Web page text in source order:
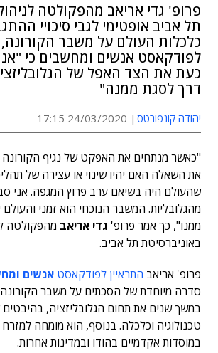
פרופ' גדי אריאב מהפקולטה
תל אביב אופטימי לגבי סיכויי
כלכלות העולם על משבר הקורונה,
לפודקאסט אנשים ומחשבים כי
כעת את הצד האפל של
דרך לסגת ממנה"
יהודה קונפורטס 24/03/2020 17:15
"כאשר מנתחים את האפקט של נגיף
את השאלה האם יהיו שינוי או עצירה של
שהעולם היה בשיאם ערב פרוץ המגפה. אני
מהגלובליות. המשבר הנוכחי הוא זמני
ממנו", כך אמר פרופ' גדי אריאב מהפקולטה
באוניברסיטת תל אביב.
פרופ' אריאב התראיין לפודקאסט אנשים
סדרה מיוחדת של הסכתים על משבר
במשך שנים את תחום הגלובליזציה, בהיבטים
טכנולוגיה וכלכלה. בנוסף, הוא מומחה
במוסדות אקדמיים בהודו ובמדינות אחרות.